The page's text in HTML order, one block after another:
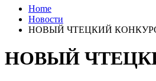
Home
Новости
НОВЫЙ ЧТЕЦКИЙ
НОВЫЙ